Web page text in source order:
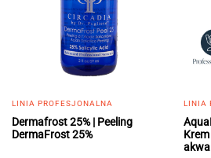
LINIA PROFESJONALNA
Dermafrost 25% | Peeling
DermaFrost 25%
LINIA